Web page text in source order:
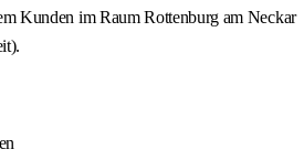
Kunden im Raum Rottenburg am Neckar